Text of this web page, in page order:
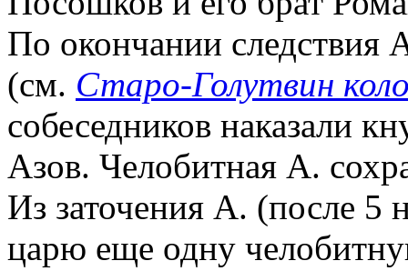
По окончании следствия
(см. Старо-Голутвин
собеседников наказали
Азов. Челобитная А.
Из заточения А. (после 5
царю еще одну